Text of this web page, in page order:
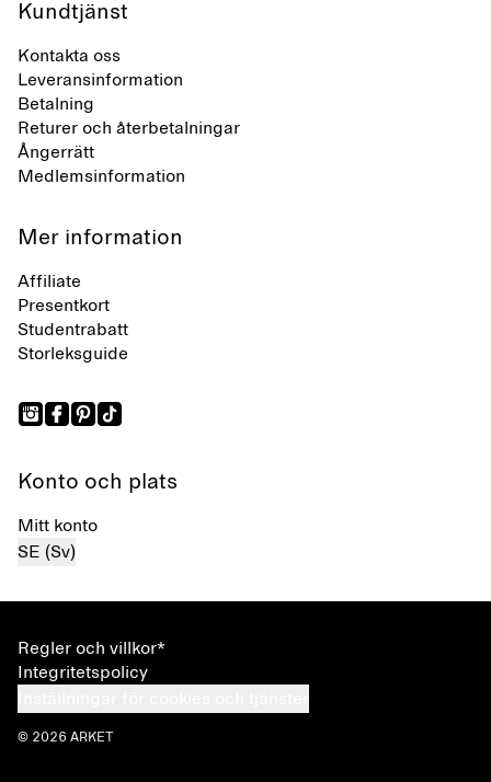
Kundtjänst
Kontakta oss
Leveransinformation
Betalning
Returer och återbetalningar
Ångerrätt
Medlemsinformation
Mer information
Affiliate
Presentkort
Studentrabatt
Storleksguide
Konto och plats
Mitt konto
SE (Sv)
Regler och villkor*
Integritetspolicy
© 2026 ARKET